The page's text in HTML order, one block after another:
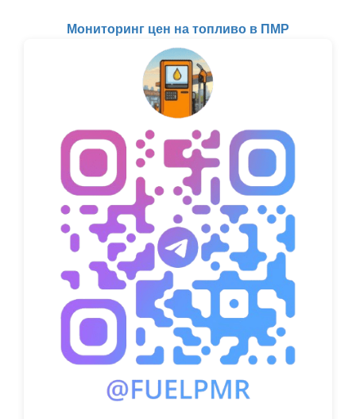
Мониторинг цен на топливо в ПМР